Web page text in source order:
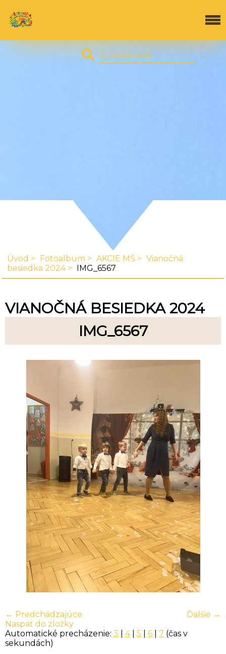
Úvod Fotoalbum AKCIE MŠ
Vianočná
besiedka 2024
IMG_6567
VIANOČNÁ BESIEDKA 2024
IMG_6567
← Predchádzajúce
Ďalšie →
Naspäť do zložky
Automatické precházenie: 3 4| 5 6 7 (čas v
sekundách)